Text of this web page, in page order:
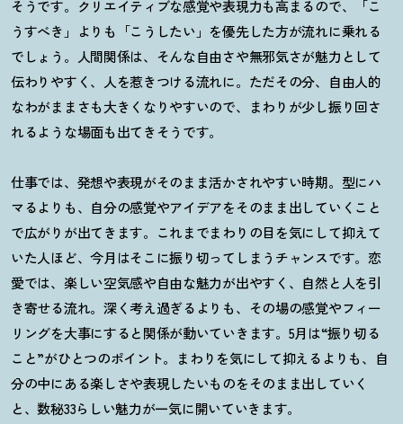
そうです。クリエイティブな感覚や表現力も高まるので、「こ
うすべき」よりも「こうしたい」を優先した方が流れに乗れる
でしょう。人間関係は、そんな自由さや無邪気さが魅力として
伝わりやすく、人を惹きつける流れに。ただその分、自由人的
なわがままさも大きくなりやすいので、まわりが少し振り回さ
れるような場面も出てきそうです。
仕事では、発想や表現がそのまま活かされやすい時期。型にハ
マるよりも、自分の感覚やアイデアをそのまま出していくこと
で広がりが出てきます。これまでまわりの目を気にして抑えて
いた人ほど、今月はそこに振り切ってしまうチャンスです。恋
愛では、楽しい空気感や自由な魅力が出やすく、自然と人を引
き寄せる流れ。深く考え過ぎるよりも、その場の感覚やフィー
リングを大事にすると関係が動いていきます。 5月は“振り切る
こと”がひとつのポイント。まわりを気にして抑えるよりも、自
分の中にある楽しさや表現したいものをそのまま出していく
と、数秘33らしい魅力が一気に開いていきます。